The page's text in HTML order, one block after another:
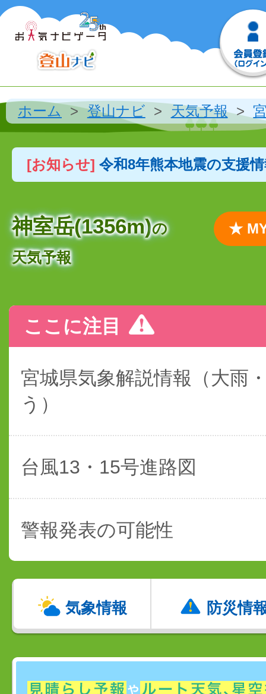
ホーム 登山ナビ 天気予報
[お知らせ] 令和8年熊本地震の支援
神室岳(1356m)の
天気予報
★
ここに注目
宮城県気象解説情報（大雨
う）
台風13・15号進路図
警報発表の可能性
気象情報 防災情